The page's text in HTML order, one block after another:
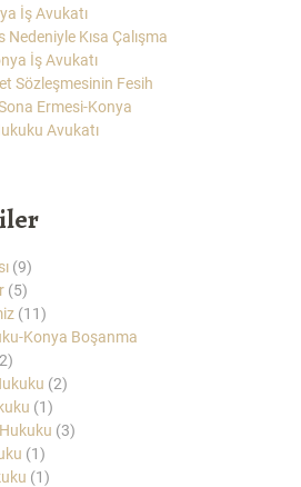
İş Avukatı
Kısa Çalışma
İş Avukatı
Sözleşmesinin Fesih
Ermesi-Konya
Avukatı
(9)
(5)
(11)
Konya Boşanma
(2)
(1)
(3)
(1)
(1)